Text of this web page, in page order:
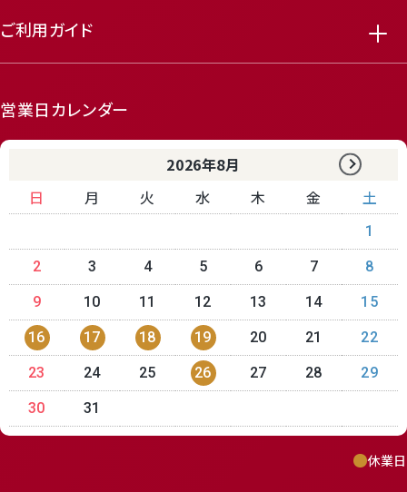
ご利用ガイド
営業日カレンダー
2026年8月
日
月 火 水 木 金 土
1
2 3 4 5 6 7 8
9 10 11 12 13 14 15
16 17 18 19 20 21 22
23 24 25 26 27 28 29
30 31
休業日